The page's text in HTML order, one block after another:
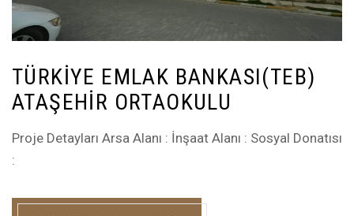
TÜRKIYE EMLAK BANKASI(TEB)
ATAŞEHIR ORTAOKULU
Proje Detayları Arsa Alanı : İnşaat Alanı : Sosyal Donatısı
: